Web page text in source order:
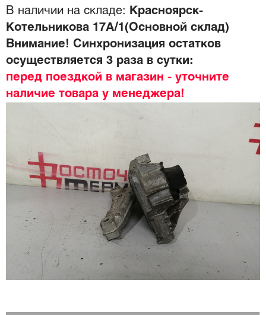
В наличии на складе:
Красноярск-
Котельникова 17А/1(Основной склад)
Внимание! Синхронизация остатков
осуществляется 3 раза в сутки:
перед поездкой в магазин - уточните
наличие товара у менеджера!